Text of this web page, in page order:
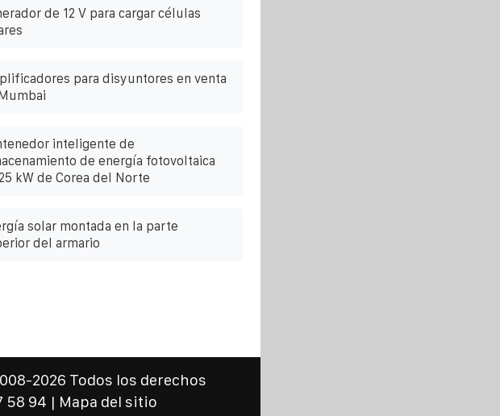
de 12 V para cargar células
para disyuntores en venta
inteligente de
de energía fotovoltaica
kW de Corea del Norte
solar montada en la parte
del armario
2026 Todos los derechos
58 94 | Mapa del sitio